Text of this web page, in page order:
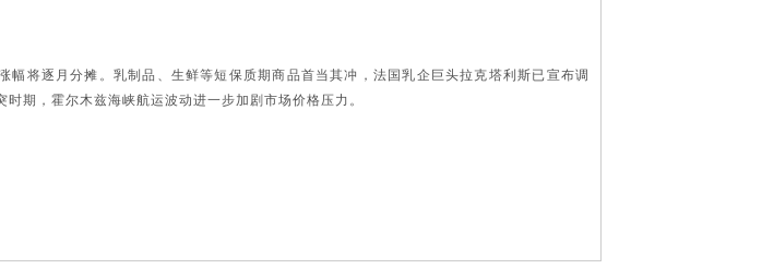
幅将逐月分摊。乳制品、生鲜等短保质期商品首当其冲，法国乳企巨头拉克塔利斯已宣布调
期，霍尔木兹海峡航运波动进一步加剧市场价格压力。